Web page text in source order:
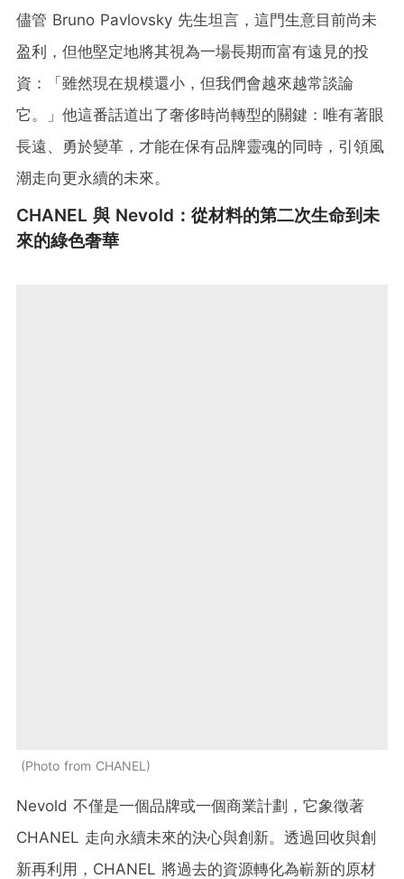
儘管 Bruno Pavlovsky 先生坦言，這門生意目前尚未
盈利，但他堅定地將其視為一場長期而富有遠見的投
資：「雖然現在規模還小，但我們會越來越常談論
它。」他這番話道出了奢侈時尚轉型的關鍵：唯有著眼
長遠、勇於變革，才能在保有品牌靈魂的同時，引領風
潮走向更永續的未來。
CHANEL 與 Nevold：從材料的第二次生命到未
來的綠色奢華
Photo from CHANEL
Nevold 不僅是一個品牌或一個商業計劃，它象徵著
CHANEL 走向永續未來的決心與創新。透過回收與創
新再利用，CHANEL 將過去的資源轉化為嶄新的原材